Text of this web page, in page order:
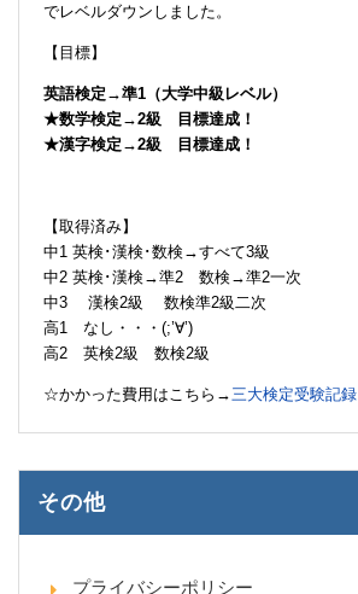
でレベルダウンしました。
【目標】
英語検定→準1（大学中級レベル）
★数学検定→2級 目標達成！
★漢字検定→2級 目標達成！
【取得済み】
中1 英検･漢検･数検→すべて3級
中2 英検･漢検→準2 数検→準2一次
中3 漢検2級 数検準2級二次
高1 なし・・・(;’∀’)
高2 英検2級 数検2級
☆かかった費用はこちら→ 三大検定受験記録
その他
プライバシーポリシー